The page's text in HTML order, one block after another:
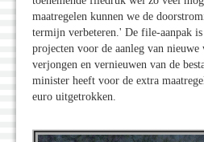
maatregelen kunnen we de
termijn verbeteren.' De file-aanpak
projecten voor de aanleg van
verjongen en vernieuwen van de
minister heeft voor de extra
euro uitgetrokken.